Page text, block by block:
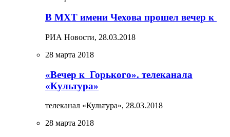
В МХТ имени Чехова прошел вечер к
РИА Новости, 28.03.2018
28 марта 2018
«Вечер к Горького». телеканала
«Культура»
телеканал «Культура», 28.03.2018
28 марта 2018